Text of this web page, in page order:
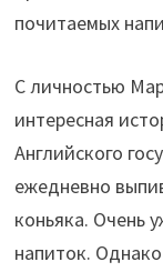
почитаемых
С личностью
интересная
Английского
ежедневно
коньяка. Очень
напиток.